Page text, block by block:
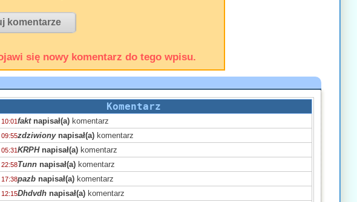
się nowy komentarz do tego wpisu.
Komentarz
10:01faktnapisał(a) komentarz
09:55zdziwionynapisał(a) komentarz
05:31KRPHnapisał(a) komentarz
Tunn napisał(a) komentarz
17:38pazb napisał(a) komentarz
12:15Dhdvdh napisał(a) komentarz